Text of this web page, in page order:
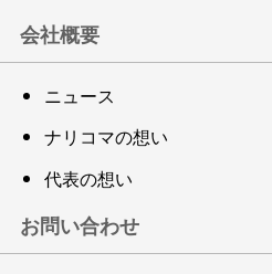
会社概要
ニュース
ナリコマの想い
代表の想い
お問い合わせ